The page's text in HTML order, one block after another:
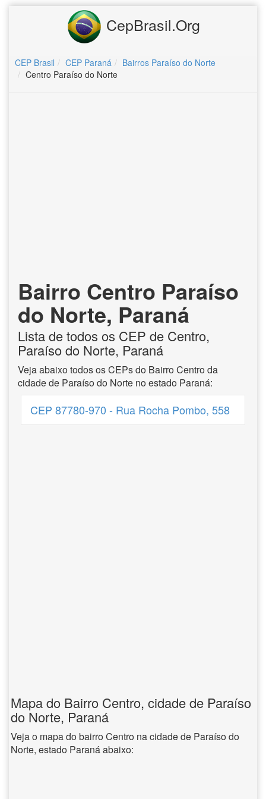
CepBrasil.Org
CEP Brasil CEP Paraná
Bairros Paraíso do Norte
Centro Paraíso do Norte
Bairro Centro Paraíso
do Norte, Paraná
Lista de todos os CEP de Centro,
Paraíso do Norte, Paraná
Veja abaixo todos os CEPs do Bairro Centro da
cidade de Paraíso do Norte no estado Paraná:
CEP 87780-970 - Rua Rocha Pombo, 558
Mapa do Bairro Centro, cidade de Paraíso
do Norte, Paraná
Veja o mapa do bairro Centro na cidade de Paraíso do
Norte, estado Paraná abaixo: